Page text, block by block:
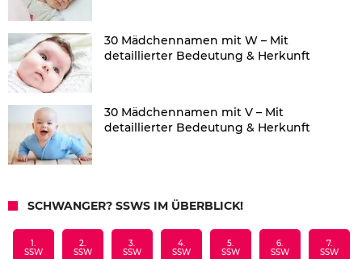
30 Mädchennamen mit W – Mit
detaillierter Bedeutung & Herkunft
30 Mädchennamen mit V – Mit
detaillierter Bedeutung & Herkunft
SCHWANGER? SSWS IM ÜBERBLICK!
1.
SSW
2.
SSW
3.
SSW
4.
SSW
5.
SSW
6.
SSW
7.
SSW